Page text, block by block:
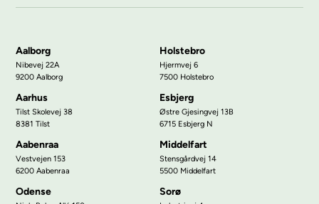
Aalborg
Nibevej 22A
9200 Aalborg
Holstebro
Hjermvej 6
7500 Holstebro
Aarhus
Tilst Skolevej 38
8381 Tilst
Esbjerg
Østre Gjesingvej 13B
6715 Esbjerg N
Aabenraa
Vestvejen 153
6200 Aabenraa
Middelfart
Stensgårdvej 14
5500 Middelfart
Odense Sorø